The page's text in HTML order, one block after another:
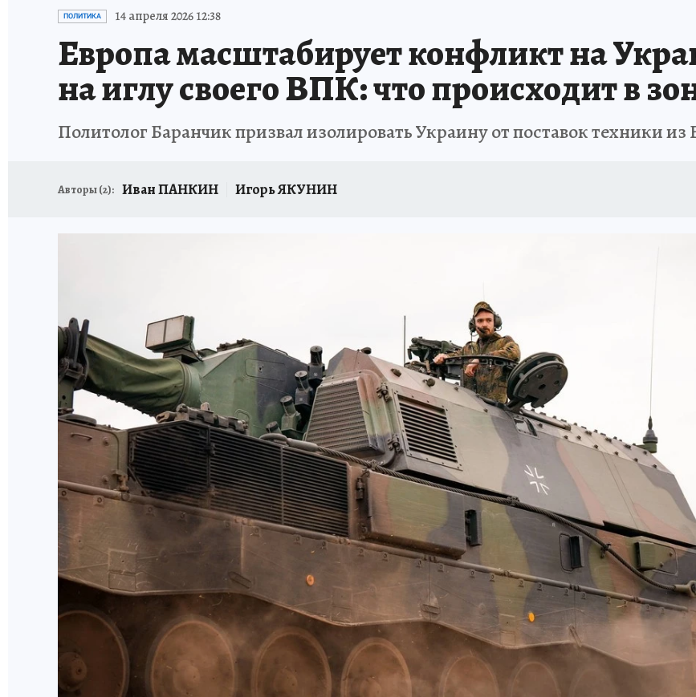
ИСПЫТАНО НА СЕБЕ
ПОЛИТИКА 14 апреля 2026 12:38
Европа масштабирует конфликт на
на иглу своего ВПК: что происходит в
Политолог Баранчик призвал изолировать Украину от поставок техники из
Авторы (2): Иван ПАНКИН Игорь ЯКУНИН